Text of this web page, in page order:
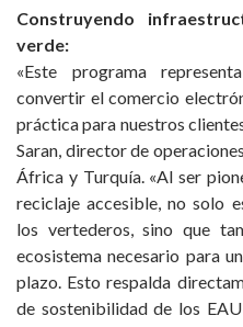
Construyendo
verde:
«Este programa
convertir el comercio
práctica para nuestros
Saran, director de
África y Turquía. «Al ser
reciclaje accesible, no solo
los vertederos, sino que
ecosistema necesario para
plazo. Esto respalda
de sostenibilidad de los